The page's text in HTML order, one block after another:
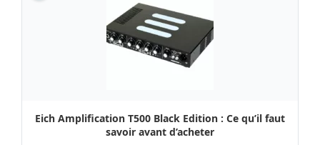
Eich Amplification T500 Black Edition : Ce qu’il faut
savoir avant d’acheter